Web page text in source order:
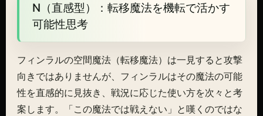
N（直感型）：転移魔法を機転で活かす
可能性思考
フィンラルの空間魔法（転移魔法）は一見すると攻撃
向きではありませんが、フィンラルはその魔法の可能
性を直感的に見抜き、戦況に応じた使い方を次々と考
案します。「この魔法では戦えない」と嘆くのではな